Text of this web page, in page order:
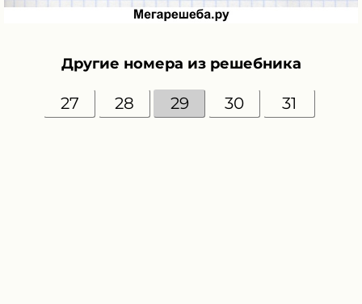
Другие номера из решебника
27 28 29 30 31